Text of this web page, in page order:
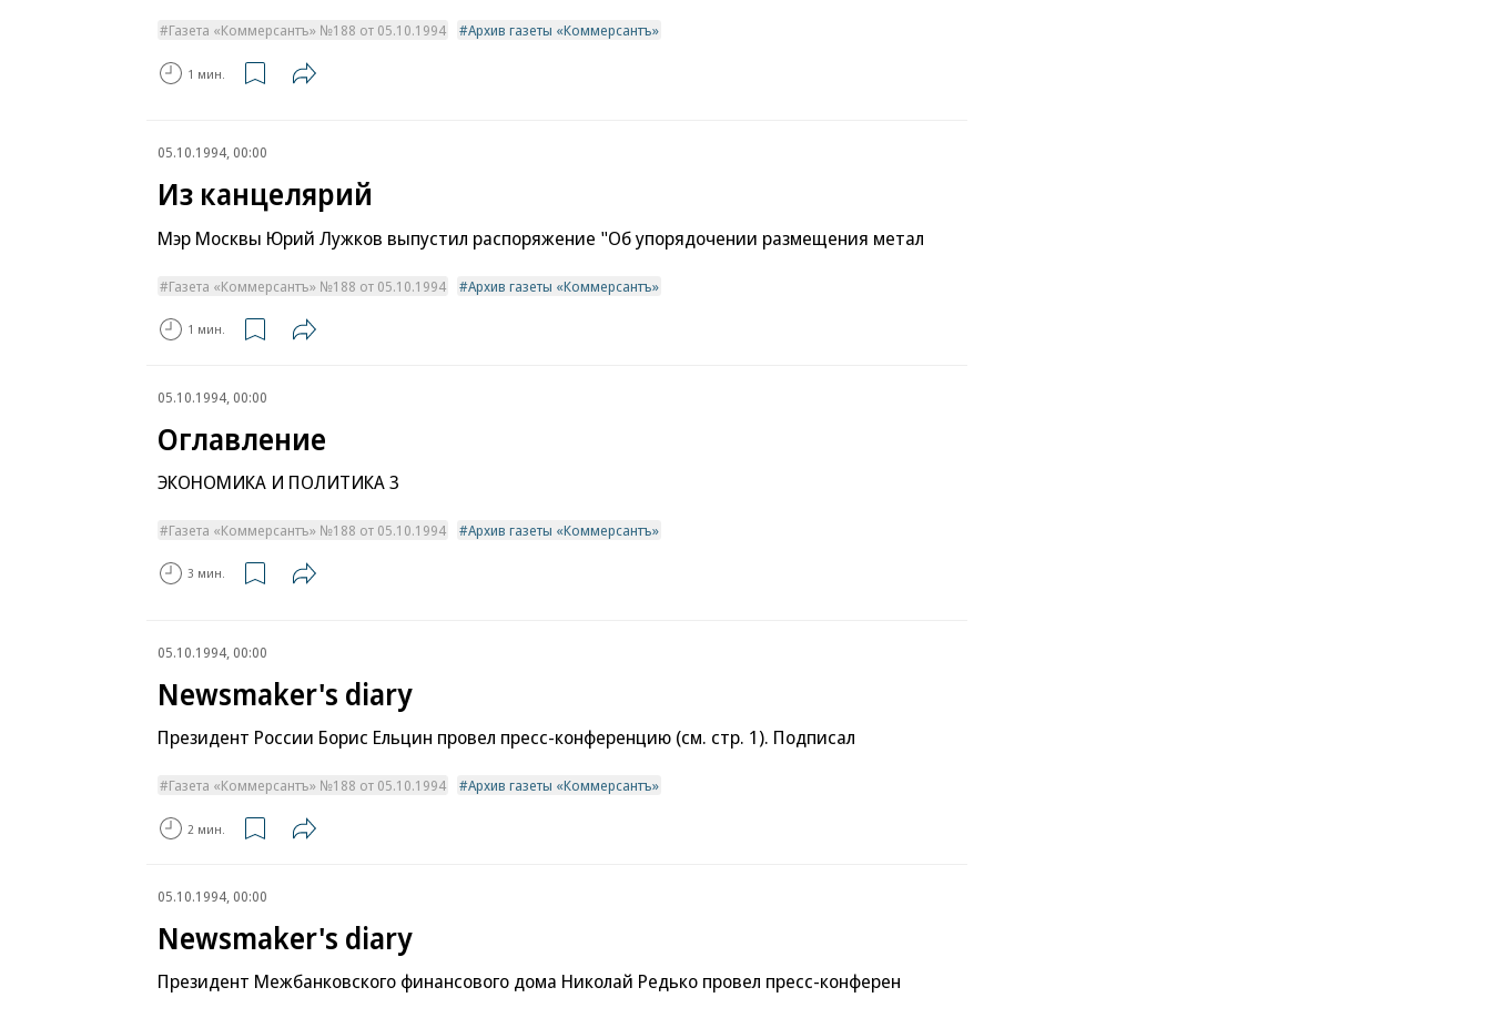
Газета «Коммерсантъ» №188 от 05.10.1994 Архив газеты «Коммерсантъ»
1 мин.
05.10.1994, 00:00
Из канцелярий
Мэр Москвы Юрий Лужков выпустил распоряжение "Об упорядочении размещения метал
Газета «Коммерсантъ» №188 от 05.10.1994 Архив газеты «Коммерсантъ»
1 мин.
05.10.1994, 00:00
Оглавление
ЭКОНОМИКА И ПОЛИТИКА 3
Газета «Коммерсантъ» №188 от 05.10.1994 Архив газеты «Коммерсантъ»
3 мин.
05.10.1994, 00:00
Newsmaker's diary
Президент России Борис Ельцин провел пресс-конференцию (см. стр. 1). Подписал
Газета «Коммерсантъ» №188 от 05.10.1994 Архив газеты «Коммерсантъ»
2 мин.
05.10.1994, 00:00
Newsmaker's diary
Президент Межбанковского финансового дома Николай Редько провел пресс-конферен